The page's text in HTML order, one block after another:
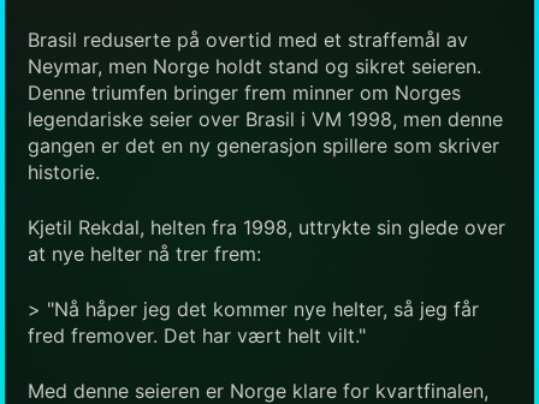
Brasil reduserte på overtid med et straffemål av
Neymar, men Norge holdt stand og sikret seieren.
Denne triumfen bringer frem minner om Norges
legendariske seier over Brasil i VM 1998, men denne
gangen er det en ny generasjon spillere som skriver
historie.
Kjetil Rekdal, helten fra 1998, uttrykte sin glede over
at nye helter nå trer frem:
> "Nå håper jeg det kommer nye helter, så jeg får
fred fremover. Det har vært helt vilt."
Med denne seieren er Norge klare for kvartfinalen,